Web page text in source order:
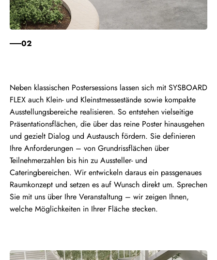
02
Neben klassischen Postersessions lassen sich mit SYSBOARD
FLEX auch Klein- und Kleinstmessestände sowie kompakte
Ausstellungsbereiche realisieren. So entstehen vielseitige
Präsentationsflächen, die über das reine Poster hinausgehen
und gezielt Dialog und Austausch fördern. Sie definieren
Ihre Anforderungen – von Grundrissflächen über
Teilnehmerzahlen bis hin zu Aussteller- und
Cateringbereichen. Wir entwickeln daraus ein passgenaues
Raumkonzept und setzen es auf Wunsch direkt um. Sprechen
Sie mit uns über Ihre Veranstaltung – wir zeigen Ihnen,
welche Möglichkeiten in Ihrer Fläche stecken.